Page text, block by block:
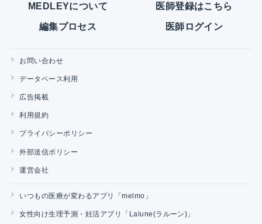
MEDLEYについて 医師登録はこちら
編集プロセス 医師ログイン
お問い合わせ
データベース利用
広告掲載
利用規約
プライバシーポリシー
外部送信ポリシー
運営会社
いつもの医療が変わるアプリ「melmo」
女性向け生理予測・妊活アプリ「Lalune(ラルーン)」